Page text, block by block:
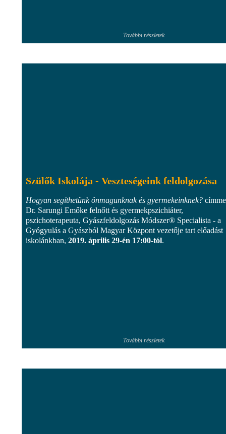
További részletek
Szülők Iskolája - Veszteségeink feldolgozása
Hogyan segíthetünk önmagunknak és gyermekeinknek?
Dr. Sarungi Emőke felnőtt és gyermekpszichiáter,
pszichoterapeuta, Gyászfeldolgozás Módszer® Specialista - a
Gyógyulás a Gyászból Magyar Központ vezetője tart előadást
iskolánkban, 2019. április 29-én 17:00-tól.
További részletek